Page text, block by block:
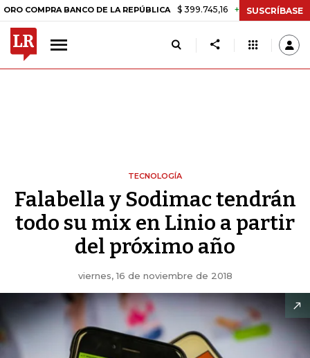
BANCO DE LA REPÚBLICA $ 399.745,16 +$ 2.295,71 +0,58%
SUSCRÍBASE
TECNOLOGÍA
Falabella y Sodimac tendrán
todo su mix en Linio a partir
del próximo año
viernes, 16 de noviembre de 2018